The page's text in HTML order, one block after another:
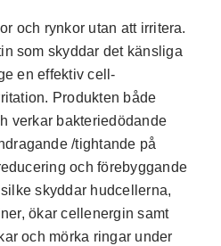
och rynkor utan att irritera.
som skyddar det känsliga
en effektiv cell-
Produkten både
verkar bakteriedödande
/tightande på
och förebyggande
skyddar hudcellerna,
ökar cellenergin samt
och mörka ringar under